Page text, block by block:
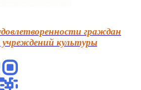
граждан
культуры